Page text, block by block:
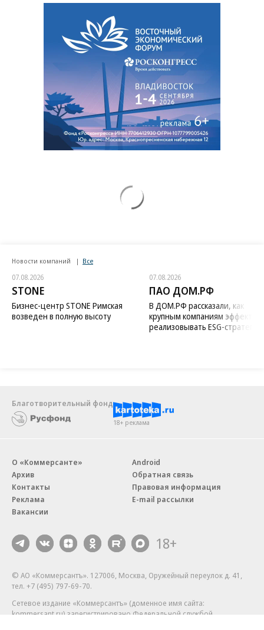
Новости компаний Все
07.08.2026
STONE
Бизнес-центр STONE Римская
возведен в полную высоту
07.08.2026
ПАО ДОМ.РФ
В ДОМ.РФ рассказали, как
крупным компаниям
реализовывать ESG-стратегию
Благотворительный фонд
18+ реклама
О «Коммерсанте»
Архив
Контакты
Реклама
Вакансии
Android
Обратная связь
Правовая информация
E-mail рассылки
18+
© АО «Коммерсантъ». 127006, Москва, Оружейный переулок д. 41,
тел. +7 (495) 797-69-70.
Сетевое издание «Коммерсантъ» (доменное имя сайта:
kommersant.ru) зарегистрировано Федеральной службой